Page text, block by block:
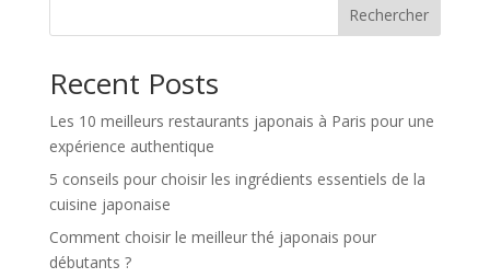
Rechercher
Recent Posts
Les 10 meilleurs restaurants japonais à Paris pour une
expérience authentique
5 conseils pour choisir les ingrédients essentiels de la
cuisine japonaise
Comment choisir le meilleur thé japonais pour
débutants ?